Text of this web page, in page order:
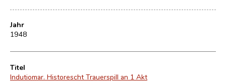
Jahr
1948
Titel
Indutiomar. Historescht Trauerspill an 1 Akt